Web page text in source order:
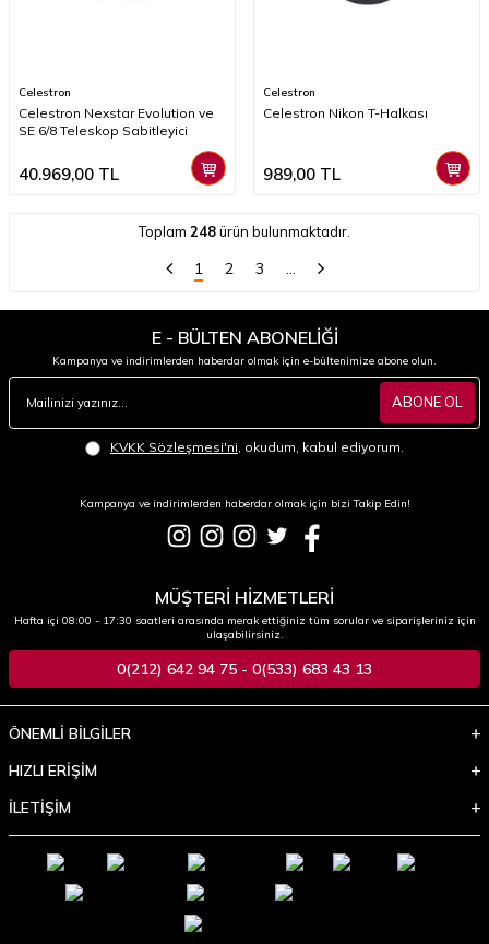
Celestron
Celestron Nexstar Evolution ve
SE 6/8 Teleskop Sabitleyici
40.969,00 TL
Celestron
Celestron Nikon T-Halkası
989,00 TL
Toplam 248ürün bulunmaktadır.
1 2 3 …
E - BÜLTEN ABONELİĞİ
Kampanya ve indirimlerden haberdar olmak için e-bültenimize abone olun.
ABONE OL
KVKK Sözleşmesi'ni , okudum, kabul ediyorum.
Kampanya ve indirimlerden haberdar olmak için bizi Takip Edin!
MÜŞTERİ HİZMETLERİ
Hafta içi 08:00 - 17:30 saatleri arasında merak ettiğiniz tüm sorular ve siparişleriniz için
ulaşabilirsiniz.
0(212) 642 94 75 - 0(533) 683 43 13
ÖNEMLİ BİLGİLER
HIZLI ERİŞİM
İLETİŞİM